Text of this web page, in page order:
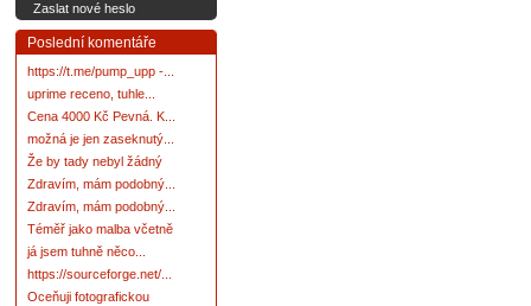
Zaslat nové heslo
Poslední komentáře
https://t.me/pump_upp -...
uprime receno, tuhle...
Cena 4000 Kč Pevná. K...
možná je jen zaseknutý...
Že by tady nebyl žádný
Zdravím, mám podobný...
Zdravím, mám podobný...
Téměř jako malba včetně
já jsem tuhně něco...
https://sourceforge.net/...
Oceňuji fotografickou